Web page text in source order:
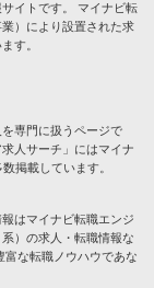
イトです。 マイナビ転
業）により設置された求
す。
専門に扱うページで
人サーチ」にはマイナ
掲載しています。
はマイナビ転職エンジ
）の求人・転職情報な
富な転職ノウハウであな